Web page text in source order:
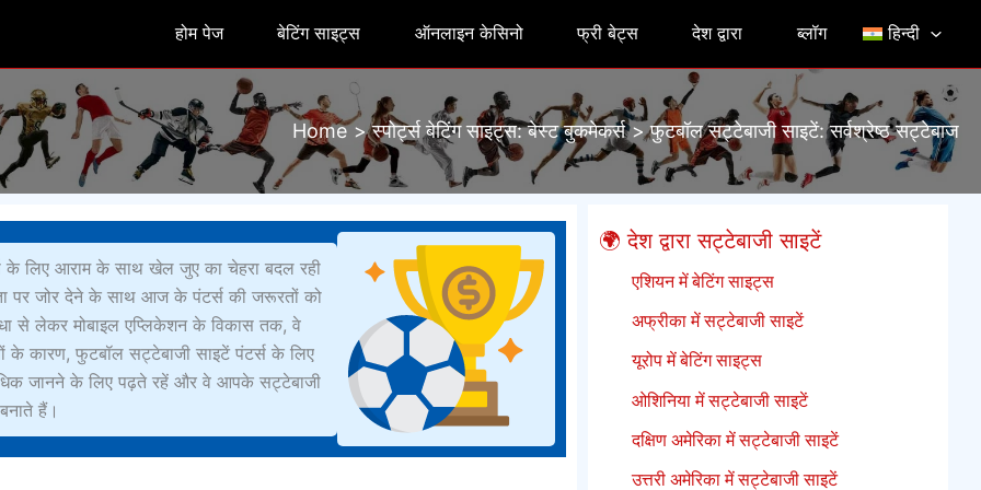
होम पेज बेटिंग साइट्स ऑनलाइन केसिनो फ्री बेट्स देश द्वारा ब्लॉग हिन्दी
Home स्पोर्ट्स बेटिंग साइट्स: बेस्ट बुकमेकर्स फुटबॉल सट्टेबाजी साइटें: सर्वश्रेष्ठ सट्टेबाज
के लिए आराम के साथ खेल जुए का चेहरा बदल रही
पर जोर देने के साथ आज के पंटर्स की जरूरतों को
से लेकर मोबाइल एप्लिकेशन के विकास तक, वे
कारण, फुटबॉल सट्टेबाजी साइटें पंटर्स के लिए
जानने के लिए पढ़ते रहें और वे आपके सट्टेबाजी
हैं।
🌍 देश द्वारा सट्टेबाजी साइटें
एशियन में बेटिंग साइट्स
अफ्रीका में सट्टेबाजी साइटें
यूरोप में बेटिंग साइट्स
ओशिनिया में सट्टेबाजी साइटें
दक्षिण अमेरिका में सट्टेबाजी साइटें
उत्तरी अमेरिका में सट्टेबाजी साइटें